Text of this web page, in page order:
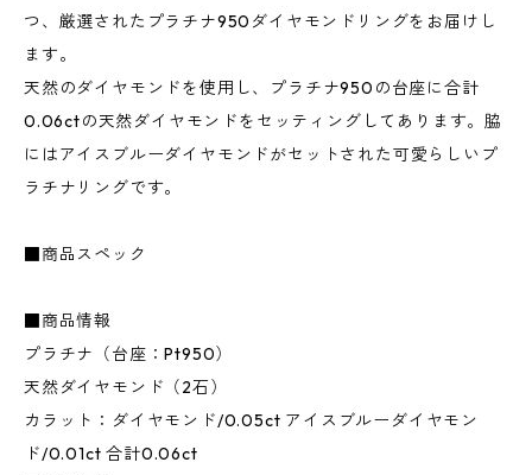
つ、厳選されたプラチナ950ダイヤモンドリングをお届けし
ます。
天然のダイヤモンドを使用し、プラチナ950の台座に合計
0.06ctの天然ダイヤモンドをセッティングしてあります。脇
にはアイスブルーダイヤモンドがセットされた可愛らしいプ
ラチナリングです。
■商品スペック
■商品情報
プラチナ（台座：Pt950）
天然ダイヤモンド（2石）
カラット：ダイヤモンド/0.05ct アイスブルーダイヤモン
ド/0.01ct 合計0.06ct